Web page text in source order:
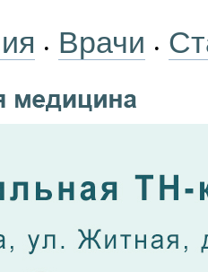
• Врачи •